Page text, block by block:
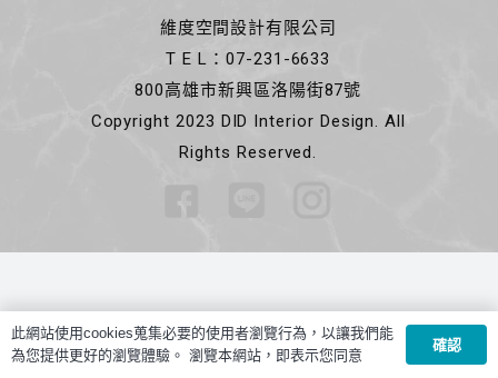
維度空間設計有限公司
T E L：07-231-6633
800高雄市新興區洛陽街87號
Copyright 2023 DID Interior Design. All
Rights Reserved.
此網站使用cookies蒐集必要的使用者瀏覽行為，以讓我們能
為您提供更好的瀏覽體驗。 瀏覽本網站，即表示您同意
確認